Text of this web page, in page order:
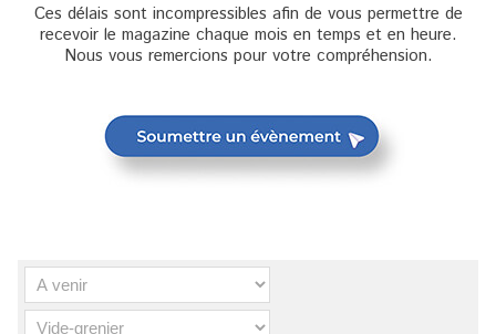
Ces délais sont incompressibles afin de vous permettre de
recevoir le magazine chaque mois en temps et en heure.
Nous vous remercions pour votre compréhension.